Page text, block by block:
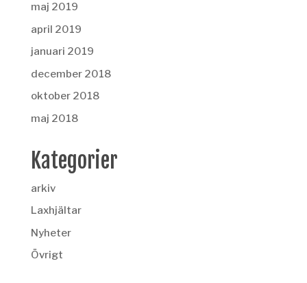
maj 2019
april 2019
januari 2019
december 2018
oktober 2018
maj 2018
Kategorier
arkiv
Laxhjältar
Nyheter
Övrigt